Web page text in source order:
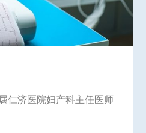
仁济医院妇产科主任医师